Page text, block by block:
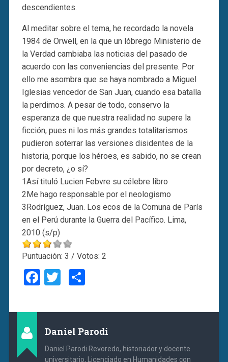
descendientes.
Al meditar sobre el tema, he recordado la novela
1984 de Orwell, en la que un lóbrego Ministerio de
la Verdad cambiaba las noticias del pasado de
acuerdo con las conveniencias del presente. Por
ello me asombra que se haya nombrado a Miguel
Iglesias vencedor de San Juan, cuando esa batalla
la perdimos. A pesar de todo, conservo la
esperanza de que nuestra realidad no supere la
ficción, pues ni los más grandes totalitarismos
pudieron soterrar las versiones disidentes de la
historia, porque los héroes, es sabido, no se crean
por decreto, ¿o sí?
1Así tituló Lucien Febvre su célebre libro
2Me hago responsable por el neologismo
3Rodríguez, Juan. Los ecos de la Comuna de París
en el Perú durante la Guerra del Pacífico. Lima,
2010 (s/p)
Puntuación: 3 / Votos: 2
Facebook
TwitterCompartir
Daniel Parodi
Daniel Parodi Revoredo, historiador y docente
universitario, Licenciado en Humanidades con